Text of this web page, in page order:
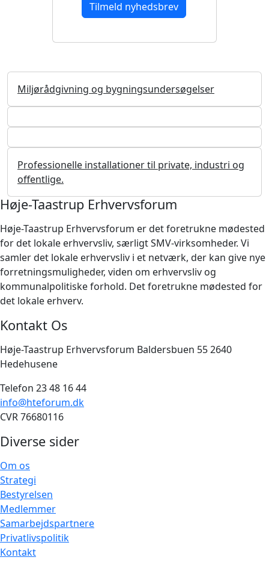
Miljørådgivning og bygningsundersøgelser
Professionelle installationer til private, industri og
offentlige.
Høje-Taastrup Erhvervsforum
Høje-Taastrup Erhvervsforum er det foretrukne mødested
for det lokale erhvervsliv, særligt SMV-virksomheder. Vi
samler det lokale erhvervsliv i et netværk, der kan give nye
forretningsmuligheder, viden om erhvervsliv og
kommunalpolitiske forhold. Det foretrukne mødested for
det lokale erhverv.
Kontakt Os
Høje-Taastrup Erhvervsforum Baldersbuen 55 2640
Hedehusene
Telefon 23 48 16 44
info@hteforum.dk
CVR 76680116
Diverse sider
Om os
Strategi
Bestyrelsen
Medlemmer
Samarbejdspartnere
Privatlivspolitik
Kontakt